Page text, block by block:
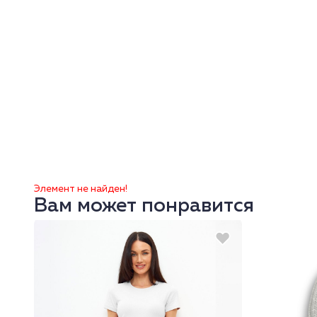
Элемент не найден!
Вам может понравится